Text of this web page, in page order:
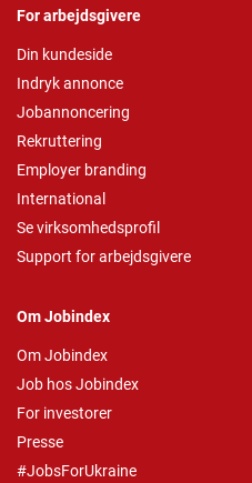
For arbejdsgivere
Din kundeside
Indryk annonce
Jobannoncering
Rekruttering
Employer branding
International
Se virksomhedsprofil
Support for arbejdsgivere
Om Jobindex
Om Jobindex
Job hos Jobindex
For investorer
Presse
#JobsForUkraine